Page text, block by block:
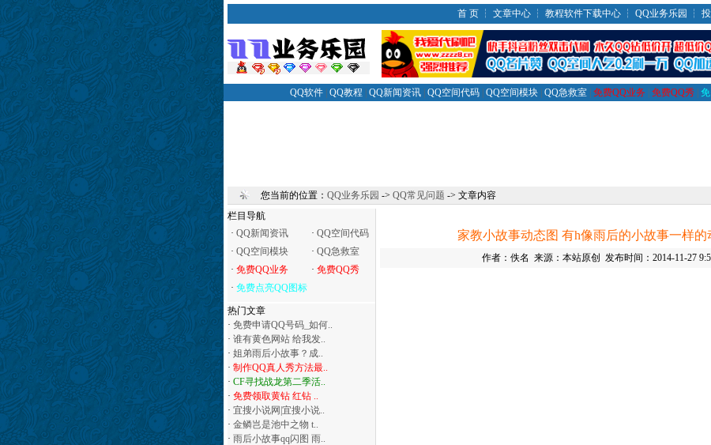
首 页 ┆ 文章中心 ┆ 教程软件下载中心 ┆ QQ业务乐园 ┆
QQ软件 QQ教程 QQ新闻资讯 QQ空间代码 QQ空间模块 QQ急救室 免费QQ业务 免费QQ秀
您当前的位置： QQ业务乐园 -> QQ常见问题 -> 文章内容
栏目导航
· QQ新闻资讯 · QQ空间代码
· QQ空间模块 · QQ急救室
· 免费QQ业务 · 免费QQ秀
· 免费点亮QQ图标
热门文章
· 免费申请QQ号码_如何..
· 谁有黄色网站 给我发..
· 姐弟雨后小故事？成..
· 制作QQ真人秀方法最..
· CF寻找战龙第二季活..
· 免费领取黄钻 红钻 ..
· 宜搜小说网|宜搜小说..
· 金鳞岂是池中之物 t..
· 雨后小故事qq闪图 雨..
家教小故事动态图 有h像雨后的小故事一样的
作者：佚名 来源：本站原创 发布时间：2014-11-27